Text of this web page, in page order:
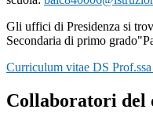
Gli uffici di Presidenza si
Secondaria di primo
Curriculum vitae DS
Collaboratori del